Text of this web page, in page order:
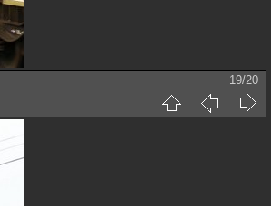
19/20